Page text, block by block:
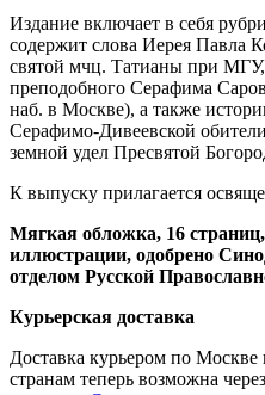
Издание включает в себя
содержит слова Иерея Павла
святой мчц. Татианы при
преподобного Серафима
наб. в Москве), а также
Серафимо-Дивеевской
земной удел Пресвятой
К выпуску прилагается
Мягкая обложка, 16
иллюстрации, одобрено
отделом Русской
Курьерская доставка
Доставка курьером по
странам теперь возможна